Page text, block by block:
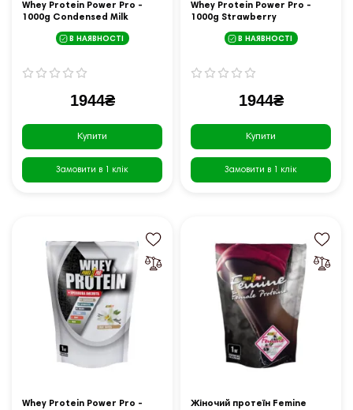
Whey Protein Power Pro -
1000g Condensed Milk
В НАЯВНОСТІ
1944₴
Купити
Замовити в 1 клік
Whey Protein Power Pro -
1000g Strawberry
В НАЯВНОСТІ
1944₴
Купити
Замовити в 1 клік
Whey Protein Power Pro - Жіночий протеїн Femine